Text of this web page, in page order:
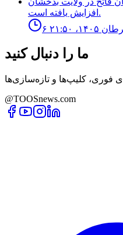
افزايش يافته است.
۱۴۰۵، ۲۱:۵۰
ما را دنبال کنید
@TOOSnews.com